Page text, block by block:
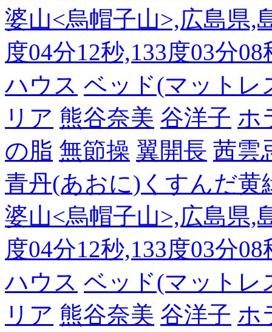
婆山<烏帽子山>,広島県,
度04分12秒,133度03分
ハウス ベッド(マットレ
リア 熊谷奈美 谷洋子 ホ
の脂 無節操 翼開長 茜雲
青丹(あおに)くすんだ黄
婆山<烏帽子山>,広島県,
度04分12秒,133度03分
ハウス ベッド(マットレ
リア 熊谷奈美 谷洋子 ホ